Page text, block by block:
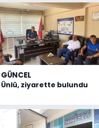
GÜNCEL
Ünlü, ziyarette bulundu